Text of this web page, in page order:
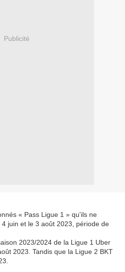
Publicité
« Pass Ligue 1 » qu'ils ne
juin et le 3 août 2023, période de
2023/2024 de la Ligue 1 Uber
2023. Tandis que la Ligue 2 BKT